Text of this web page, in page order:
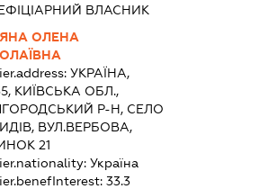
ВЛАСНИК
ОЛЕНА
УКРАЇНА,
КИЇВСЬКА ОБЛ.,
Р-Н, СЕЛО
ВУЛ.ВЕРБОВА,
21
Україна
33.3